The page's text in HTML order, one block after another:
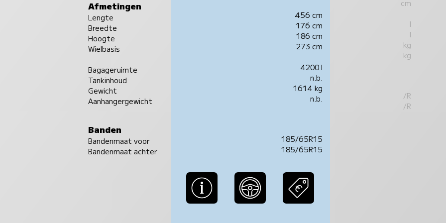
Afmetingen
Lengte
Breedte
Hoogte
Wielbasis
Bagageruimte
Tankinhoud
Gewicht
Aanhangergewicht
Banden
Bandenmaat voor
Bandenmaat achter
456 cm
176 cm
186 cm
273 cm
4200 l
n.b.
1614 kg
n.b.
185/65R15
185/65R15
cm
l
l
kg
kg
/R
/R